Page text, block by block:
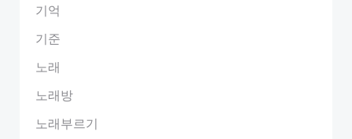
기억
기준
노래
노래방
노래부르기